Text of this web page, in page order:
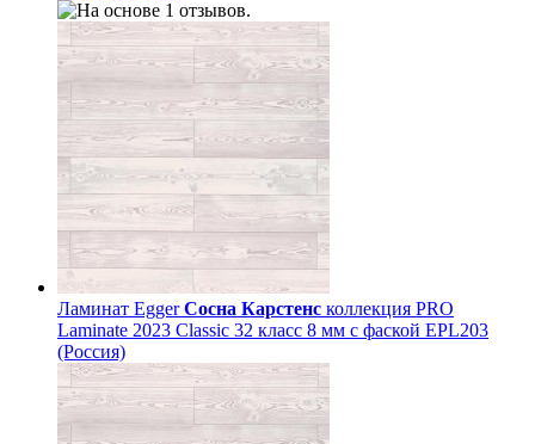
Ламинат EggerСосна Карстенс коллекция PRO
Laminate 2023 Classic 32 класс 8 мм с фаской EPL203
(Россия)